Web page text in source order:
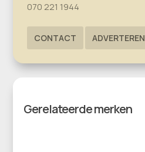
070 221 1944
CONTACT ADVERTEREN
Gerelateerde merken